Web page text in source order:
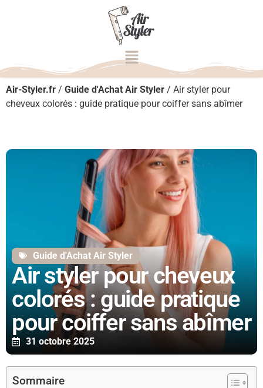
Air-Styler.fr / Guide d'Achat Air Styler / Air styler pour
cheveux colorés : guide pratique pour coiffer sans abîmer
Guide d'Achat Air Styler
Air styler pour cheveux
colorés : guide pratique
pour coiffer sans abîmer
31 octobre 2025
Sommaire